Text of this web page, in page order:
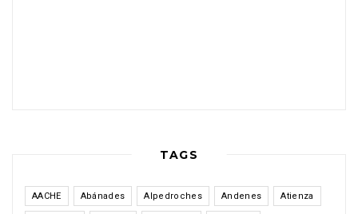
TAGS
AACHE Abánades Alpedroches Andenes Atienza